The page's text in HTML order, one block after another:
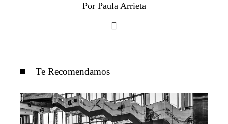
Por Paula Arrieta
Te Recomendamos